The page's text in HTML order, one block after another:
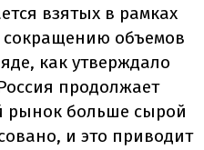
взятых в рамках
сокращению объемов
как утверждало
продолжает
рынок больше сырой
и это приводит